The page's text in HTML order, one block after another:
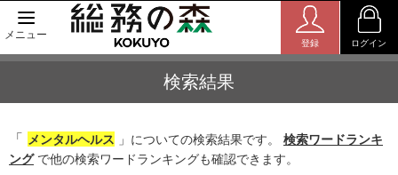
メニュー
登録 ログイン
検索結果
「 メンタルヘルス 」についての検索結果です。 検索ワードランキ
ングで他の検索ワードランキングも確認できます。